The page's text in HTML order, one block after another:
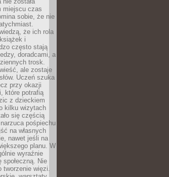
miejscu czas
sobie, że nie
że ich rola
i
często stają
doradcami, a
trosk.
ale zostaje
Uczeń szuka
przy okazji
które potrafią
z dzieckiem
kilku wizytach
się częścią
pośpiechu
na własnych
nawet jeśli na
planu. W
wyraźnie
społeczną. Nie
tworzenie więzi.